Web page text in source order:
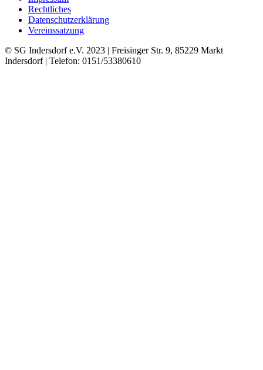
Rechtliches
Datenschutzerklärung
Vereinssatzung
© SG Indersdorf e.V. 2023 | Freisinger Str. 9, 85229 Markt
Indersdorf | Telefon: 0151/53380610